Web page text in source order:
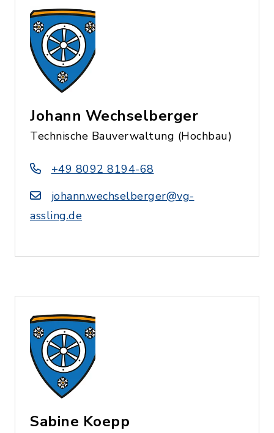
Johann Wechselberger
Technische Bauverwaltung (Hochbau)
+49 8092 8194-68
johann.wechselberger@vg-
assling.de
Sabine Koepp